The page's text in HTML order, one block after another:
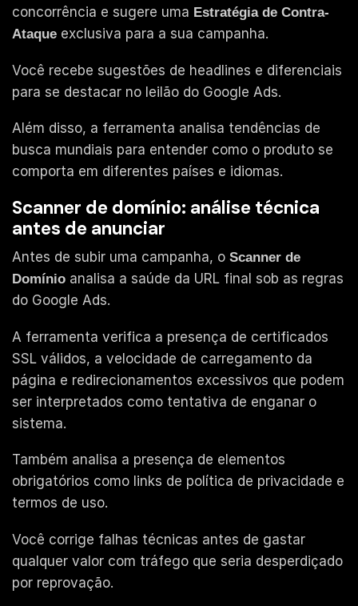
concorrência e sugere uma Estratégia de Contra-
Ataque exclusiva para a sua campanha.
Você recebe sugestões de headlines e diferenciais
para se destacar no leilão do Google Ads.
Além disso, a ferramenta analisa tendências de
busca mundiais para entender como o produto se
comporta em diferentes países e idiomas.
Scanner de domínio: análise técnica
antes de anunciar
Antes de subir uma campanha, o Scanner de
Domínio analisa a saúde da URL final sob as regras
do Google Ads.
A ferramenta verifica a presença de certificados
SSL válidos, a velocidade de carregamento da
página e redirecionamentos excessivos que podem
ser interpretados como tentativa de enganar o
sistema.
Também analisa a presença de elementos
obrigatórios como links de política de privacidade e
termos de uso.
Você corrige falhas técnicas antes de gastar
qualquer valor com tráfego que seria desperdiçado
por reprovação.